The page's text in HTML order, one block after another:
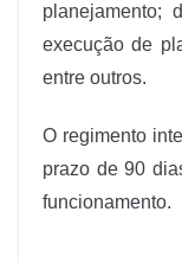
planejamento;
execução de
entre outros.
O regimento
prazo de 90
funcionamento.